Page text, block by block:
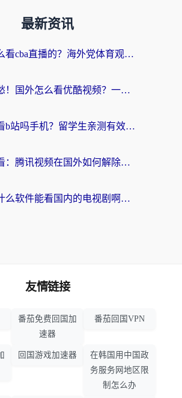
最新资讯
在香港怎么看cba直播的？海外党体育观赛终极指南：告别版权限制，畅享中文解说
海外党别愁！国外怎么看优酷视频？一招解决追剧、看直播难题
海外可以看b站吗手机？留学生亲测有效的回国加速指南
海外党必看：腾讯视频在国外如何解除地域限制？附优酷咪咕使用指南
在国外用什么软件能看国内的电视剧啊？留学生亲测有效的回国加速方案
友情链接
番茄免费回国加
速器
番茄回国VPN
回国游戏加速器
在韩国用中国政
务服务网地区限
制怎么办